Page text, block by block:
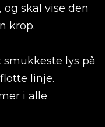
skal vise den
krop.
lys på
linje.
i alle